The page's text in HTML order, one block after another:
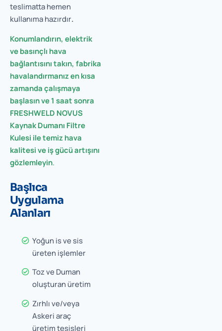
teslimatta hemen
kullanıma hazırdır.
Konumlandırın, elektrik
ve basınçlı hava
bağlantısını takın, fabrika
havalandırmanız en kısa
zamanda çalışmaya
başlasın ve 1 saat sonra
FRESHWELD NOVUS
Kaynak Dumanı Filtre
Kulesi ile temiz hava
kalitesi ve iş gücü artışını
gözlemleyin.
Başlıca
Uygulama
Alanları
Yoğun is ve sis
üreten işlemler
Toz ve Duman
oluşturan üretim
Zırhlı ve/veya
Askeri araç
üretim tesisleri